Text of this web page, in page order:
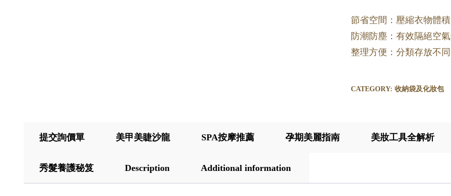
節省空間：壓縮衣物體
防潮防塵：有效隔絕空
整理方便：分類存放不
CATEGORY: 收納袋及化妝包
提交詢價單 美甲美睫沙龍 SPA按摩推薦 孕期美麗指南 美妝工具全解析
秀髮養護秘笈 Description Additional information